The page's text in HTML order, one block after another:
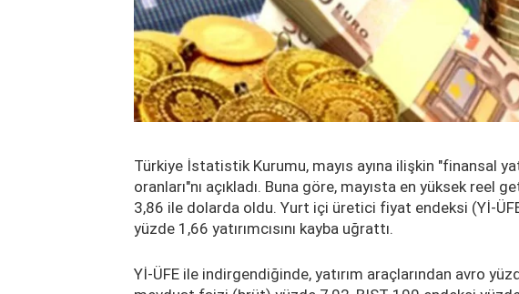
Türkiye İstatistik Kurumu, mayıs ayına ilişkin "finansal
oranları"nı açıkladı. Buna göre, mayısta en yüksek reel
3,86 ile dolarda oldu. Yurt içi üretici fiyat endeksi (Yİ-
yüzde 1,66 yatırımcısını kayba uğrattı.
Yİ-ÜFE ile indirgendiğinde, yatırım araçlarından avro